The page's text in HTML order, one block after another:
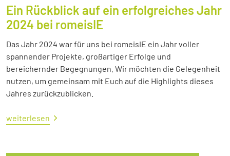
Ein Rückblick auf ein erfolgreiches Jahr
2024 bei romeisIE
Das Jahr 2024 war für uns bei romeisIE ein Jahr voller
spannender Projekte, großartiger Erfolge und
bereichernder Begegnungen. Wir möchten die Gelegenheit
nutzen, um gemeinsam mit Euch auf die Highlights dieses
Jahres zurückzublicken.
weiterlesen